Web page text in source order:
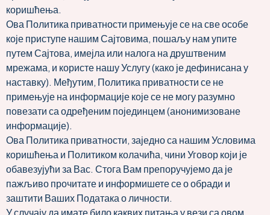
коришћења.
Ова Политика приватности примењује се на све особе
које приступе нашим Сајтовима, пошаљу нам упите
путем Сајтова, имејла или налога на друштвеним
мрежама, и користе нашу Услугу (како је дефинисана у
наставку). Међутим, Политика приватности се не
примењује на информације које се не могу разумно
повезати са одређеним појединцем (анонимизоване
информације).
Ова Политика приватности, заједно са нашим Условима
коришћења и Политиком колачића, чини Уговор који је
обавезујући за Вас. Стога Вам препоручујемо да је
пажљиво прочитате и информишете се о обради и
заштити Ваших Података о личности.
У случају да имате било каквих питања у вези са овом